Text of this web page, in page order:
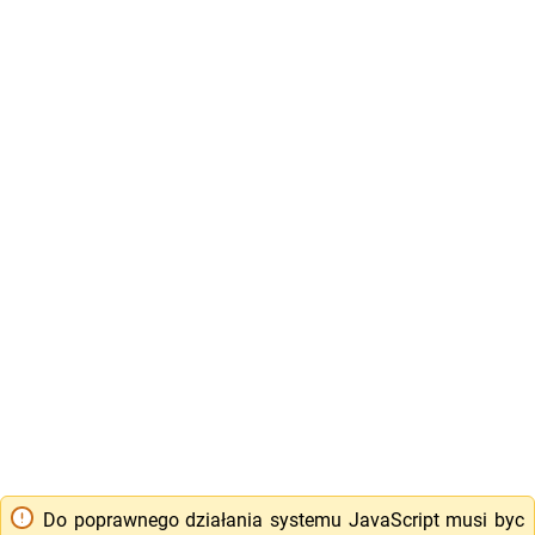
Do poprawnego działania systemu JavaScript musi byc